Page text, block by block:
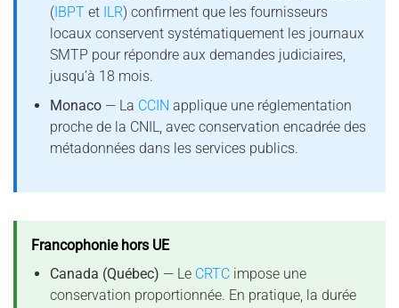
(IBPTet ILR) confirment que les fournisseurs
locaux conservent systématiquement les journaux
SMTP pour répondre aux demandes judiciaires,
jusqu’à 18 mois.
Monaco— La CCIN applique une réglementation
proche de la CNIL, avec conservation encadrée des
métadonnées dans les services publics.
Francophonie hors UE
Canada (Québec) — Le CRTCimpose une
conservation proportionnée. En pratique, la durée